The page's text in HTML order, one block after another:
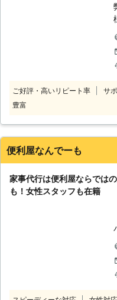
ご好評・高いリピート率 サ
豊富
便利屋なんでーも
家事代行は便利屋ならでは
も！女性スタッフも在籍
い